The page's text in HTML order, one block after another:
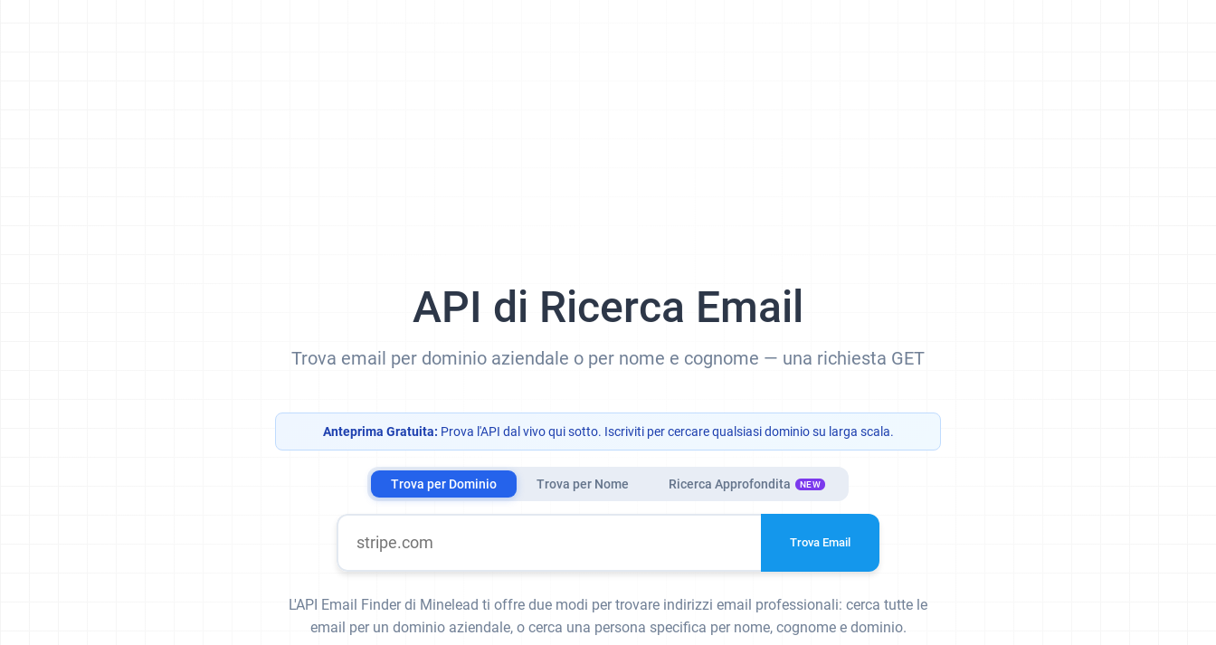
API di Ricerca Email
Trova email per dominio aziendale o per nome e cognome — una richiesta GET
Anteprima Gratuita: Prova l'API dal vivo qui sotto. Iscriviti per cercare qualsiasi dominio su larga scala.
Trova per Dominio Trova per Nome Ricerca Approfondita NEW
Trova Email
L'API Email Finder di Minelead ti offre due modi per trovare indirizzi email professionali: cerca tutte le
email per un dominio aziendale, o cerca una persona specifica per nome, cognome e dominio.